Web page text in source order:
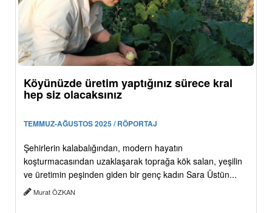
Köyünüzde üretim yaptığınız sürece kral
hep siz olacaksınız
TEMMUZ-AĞUSTOS 2025 / RÖPORTAJ
Şehirlerin kalabalığından, modern hayatın
koşturmacasından uzaklaşarak toprağa kök salan, yeşilin
ve üretimin peşinden giden bir genç kadın Sara Üstün...
Murat ÖZKAN